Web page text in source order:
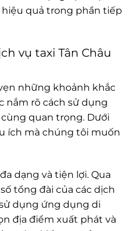
hiệu quả trong phần tiếp
vụ taxi Tân Châu
những khoảnh khắc
nắm rõ cách sử dụng
cùng quan trọng. Dưới
ích mà chúng tôi muốn
dạng và tiện lợi. Qua
tổng đài của các dịch
dụng ứng dụng di
địa điểm xuất phát và